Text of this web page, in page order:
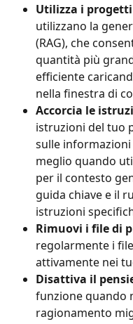
Utilizza i
utilizzano la
(RAG), che
quantità più
efficiente
nella finestra di
Accorcia le
istruzioni del tuo
sulle informazioni
meglio quando
per il contesto
guida chiave e il
istruzioni
Rimuovi i file di
regolarmente i
attivamente nei
Disattiva il
funzione quando
ragionamento